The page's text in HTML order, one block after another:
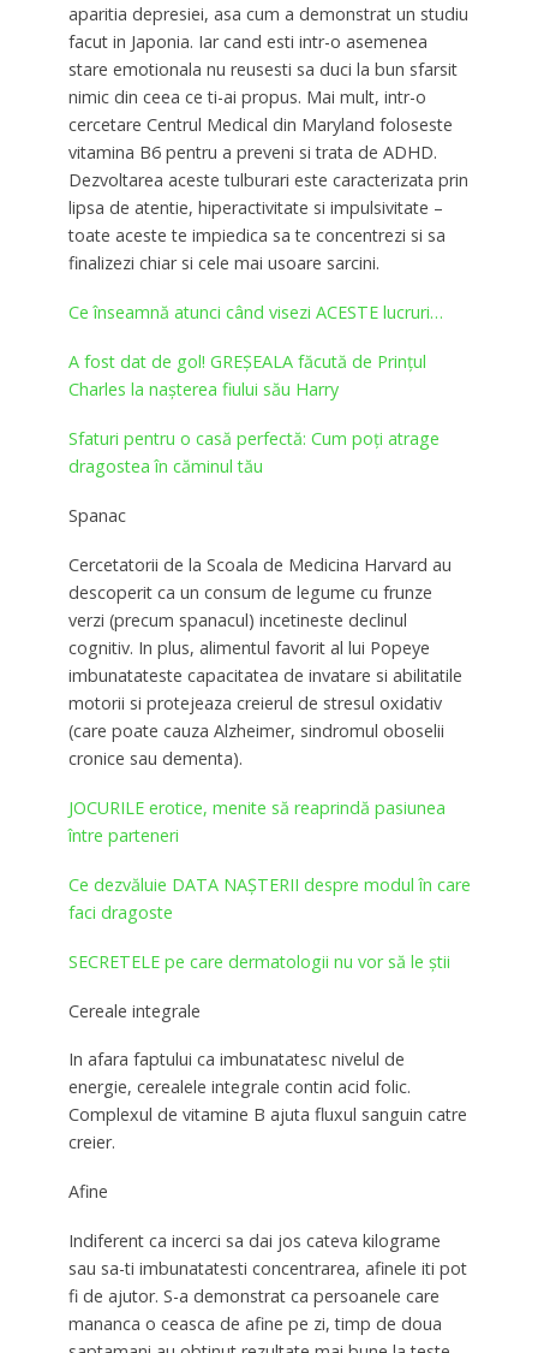
aparitia depresiei, asa cum a demonstrat un studiu
facut in Japonia. Iar cand esti intr-o asemenea
stare emotionala nu reusesti sa duci la bun sfarsit
nimic din ceea ce ti-ai propus. Mai mult, intr-o
cercetare Centrul Medical din Maryland foloseste
vitamina B6 pentru a preveni si trata de ADHD.
Dezvoltarea aceste tulburari este caracterizata prin
lipsa de atentie, hiperactivitate si impulsivitate –
toate aceste te impiedica sa te concentrezi si sa
finalizezi chiar si cele mai usoare sarcini.
Ce înseamnă atunci când visezi ACESTE lucruri…
A fost dat de gol! GREȘEALA făcută de Prinţul
Charles la nașterea fiului său Harry
Sfaturi pentru o casă perfectă: Cum poţi atrage
dragostea în căminul tău
Spanac
Cercetatorii de la Scoala de Medicina Harvard au
descoperit ca un consum de legume cu frunze
verzi (precum spanacul) incetineste declinul
cognitiv. In plus, alimentul favorit al lui Popeye
imbunatateste capacitatea de invatare si abilitatile
motorii si protejeaza creierul de stresul oxidativ
(care poate cauza Alzheimer, sindromul oboselii
cronice sau dementa).
JOCURILE erotice, menite să reaprindă pasiunea
între parteneri
Ce dezvăluie DATA NAȘTERII despre modul în care
faci dragoste
SECRETELE pe care dermatologii nu vor să le știi
Cereale integrale
In afara faptului ca imbunatatesc nivelul de
energie, cerealele integrale contin acid folic.
Complexul de vitamine B ajuta fluxul sanguin catre
creier.
Afine
Indiferent ca incerci sa dai jos cateva kilograme
sau sa-ti imbunatatesti concentrarea, afinele iti pot
fi de ajutor. S-a demonstrat ca persoanele care
mananca o ceasca de afine pe zi, timp de doua